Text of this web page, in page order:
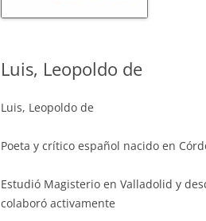
Luis, Leopoldo de
Luis, Leopoldo de
Poeta y crítico español nacido en
Estudió Magisterio en Valladolid y
colaboró activamente